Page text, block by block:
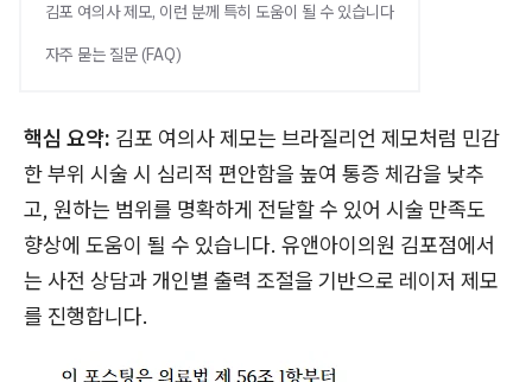
김포 여의사 제모, 이런 분께 특히 도움이 될 수 있습니다
자주 묻는 질문 (FAQ)
핵심 요약: 김포 여의사 제모는 브라질리언 제모처럼 민감
한 부위 시술 시 심리적 편안함을 높여 통증 체감을 낮추
고, 원하는 범위를 명확하게 전달할 수 있어 시술 만족도
향상에 도움이 될 수 있습니다. 유앤아이의원 김포점에서
는 사전 상담과 개인별 출력 조절을 기반으로 레이저 제모
를 진행합니다.